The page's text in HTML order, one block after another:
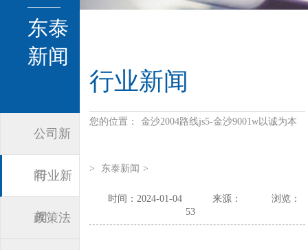
东泰
新闻
公司新
闻
行业新
闻
政策法
行业新闻
您的位置： 金沙2004路线js5-金沙9001w以诚为本
> 东泰新闻 >
时间：2024-01-04 来源：
浏览：
53